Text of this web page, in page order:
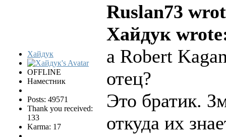
Хайдук
OFFLINE
Наместник
Posts: 49571
Thank you received:
133
Karma: 17
Ruslan73
Хайдук
а Robert
отец?
Это братик.
откуда их